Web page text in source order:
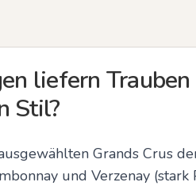
liefern
Stil?
Grands Crus
und Verzenay